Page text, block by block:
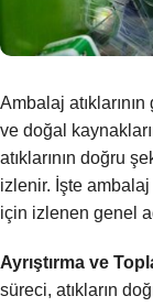
Ambalaj
ve doğal
atıklarının doğru
izlenir. İşte ambalaj
için izlenen genel
Ayrıştırma ve
süreci, atıkların